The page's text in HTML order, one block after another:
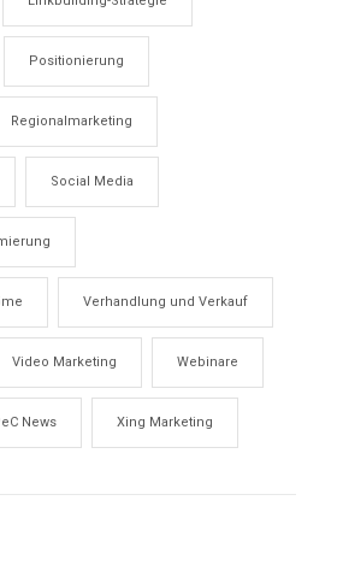
Positionierung
Regionalmarketing
Social Media
Verhandlung und Verkauf
Video Marketing Webinare
News Xing Marketing